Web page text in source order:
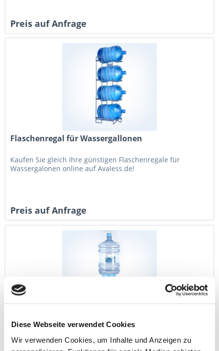
Diese Webseite verwendet Cookies
Wir verwenden Cookies, um Inhalte und Anzeigen zu
Preis auf Anfrage
Flaschenregal für Wassergallonen
Kaufen Sie gleich Ihre günstigen Flaschenregale für
Wassergalonen online auf Avaless.de!
Preis auf Anfrage
Stapelhilfe Aqua Stakka für Wassergallonen
Bestellen sie bequem online die Stapelhilfe Aqua Stakka bei